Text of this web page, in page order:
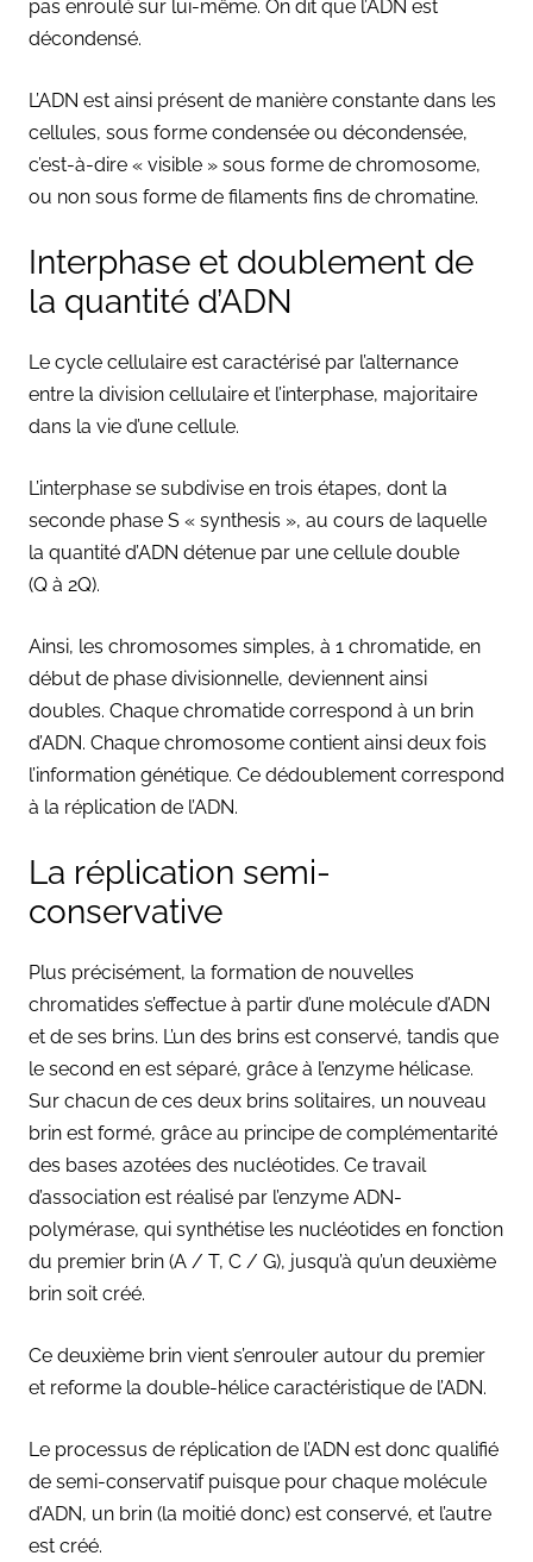
pas enroulé sur lui-même. On dit que l’ADN est
décondensé.
L’ADN est ainsi présent de manière constante dans les
cellules, sous forme condensée ou décondensée,
c’est-à-dire « visible » sous forme de chromosome,
ou non sous forme de filaments fins de chromatine.
Interphase et doublement de
la quantité d’ADN
Le cycle cellulaire est caractérisé par l’alternance
entre la division cellulaire et l’interphase, majoritaire
dans la vie d’une cellule.
L’interphase se subdivise en trois étapes, dont la
seconde phase S « synthesis », au cours de laquelle
la quantité d’ADN détenue par une cellule double
(Q à 2Q).
Ainsi, les chromosomes simples, à 1 chromatide, en
début de phase divisionnelle, deviennent ainsi
doubles. Chaque chromatide correspond à un brin
d’ADN. Chaque chromosome contient ainsi deux fois
l’information génétique. Ce dédoublement correspond
à la réplication de l’ADN.
La réplication semi-
conservative
Plus précisément, la formation de nouvelles
chromatides s’effectue à partir d’une molécule d’ADN
et de ses brins. L’un des brins est conservé, tandis que
le second en est séparé, grâce à l’enzyme hélicase.
Sur chacun de ces deux brins solitaires, un nouveau
brin est formé, grâce au principe de complémentarité
des bases azotées des nucléotides. Ce travail
d’association est réalisé par l’enzyme ADN-
polymérase, qui synthétise les nucléotides en fonction
du premier brin (A / T, C / G), jusqu’à qu’un deuxième
brin soit créé.
Ce deuxième brin vient s’enrouler autour du premier
et reforme la double-hélice caractéristique de l’ADN.
Le processus de réplication de l’ADN est donc qualifié
de semi-conservatif puisque pour chaque molécule
d’ADN, un brin (la moitié donc) est conservé, et l’autre
est créé.